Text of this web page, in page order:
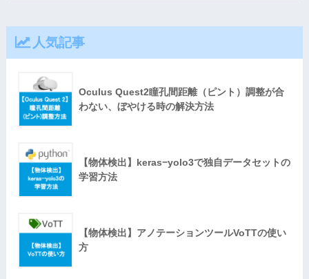
人気記事
Oculus Quest2瞳孔間距離（ピント）調整が合
わない、ぼやける時の解決方法
【物体検出】keras−yolo3で独自データセットの
学習方法
【物体検出】アノテーションツールVoTTの使い
方